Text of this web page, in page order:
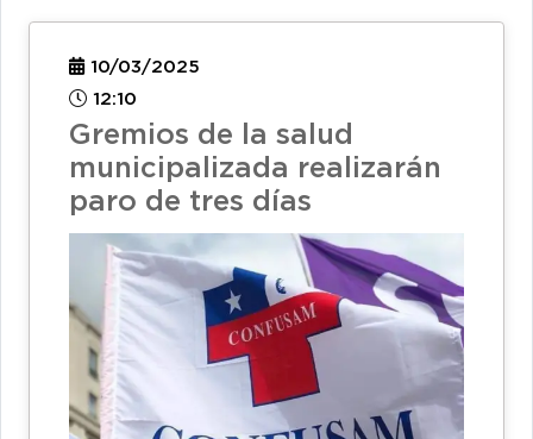
10/03/2025
12:10
Gremios de la salud
municipalizada realizarán
paro de tres días